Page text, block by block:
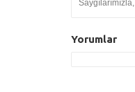
Saygılarımızla,
Yorumlar